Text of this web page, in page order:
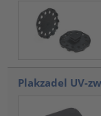
Plakzadel UV-